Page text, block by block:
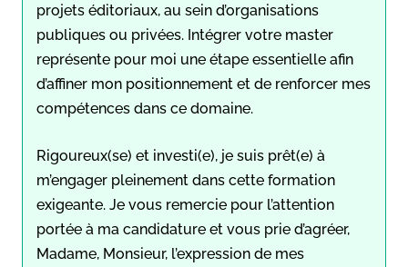
projets éditoriaux, au sein d’organisations
publiques ou privées. Intégrer votre master
représente pour moi une étape essentielle afin
d’affiner mon positionnement et de renforcer mes
compétences dans ce domaine.
Rigoureux(se) et investi(e), je suis prêt(e) à
m’engager pleinement dans cette formation
exigeante. Je vous remercie pour l’attention
portée à ma candidature et vous prie d’agréer,
Madame, Monsieur, l’expression de mes